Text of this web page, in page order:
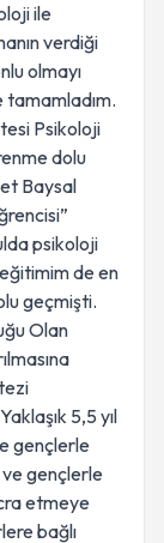
ile
verdiği
olmayı
tamamladım.
Psikoloji
dolu
Baysal
psikoloji
de en
geçmişti.
Olan
5,5 yıl
gençlerle
ve gençlerle
etmeye
bağlı